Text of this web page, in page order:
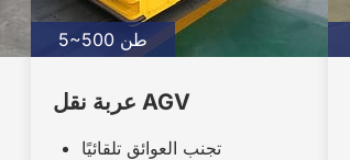
5~500 طن
عربة نقل AGV
تجنب العوائق تلقائيًا